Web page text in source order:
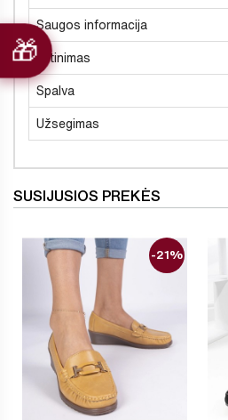
Saugos informacija
Šiltinimas
Spalva
Užsegimas
SUSIJUSIOS PREKĖS
-21%